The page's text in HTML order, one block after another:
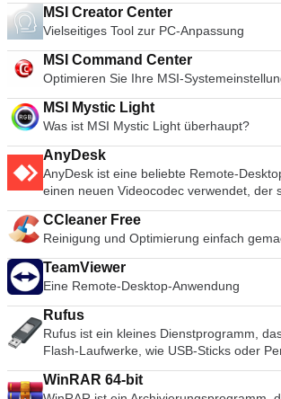
MSI Creator Center
Vielseitiges Tool zur PC-Anpassung
MSI Command Center
Optimieren Sie Ihre MSI-
MSI Mystic Light
Was ist MSI Mystic Light überhaupt?
AnyDesk
AnyDesk ist eine beliebte Remote-
einen neuen Videocodec verwendet, der
aussehende grafische
AnyDesk-Software ist vielseitig, sicher und
Software verwendet TLS1.2-
Enden der Verbindung werden
AnyDesk ist sehr leicht und in eine 1MB
und es sind keine administrativen Rechte
erforderlich. Die UI von AnyDesk ist wirklich einfach und leicht
zu navigieren. Mit AnyDesk können Sie
Computer von überall her benutzen. Ihre
AnyDesk-ID ist der Schlüssel zu Ihrem
Anwendungen, Dokumenten und Fotos. Am wichtigsten ist,
dass Ihre Daten dort bleiben, wo sie
CCleaner Free
Reinigung und Optimierung einfach
TeamViewer
Eine Remote-Desktop-Anwendung
Rufus
Rufus ist ein kleines Dienstprogramm,
Flash-Laufwerke, wie USB-Sticks oder
Speichersticks formatieren und erstellen kann.
den folgenden Szenarien nützlich: Wenn Sie USB-
WinRAR 64-bit